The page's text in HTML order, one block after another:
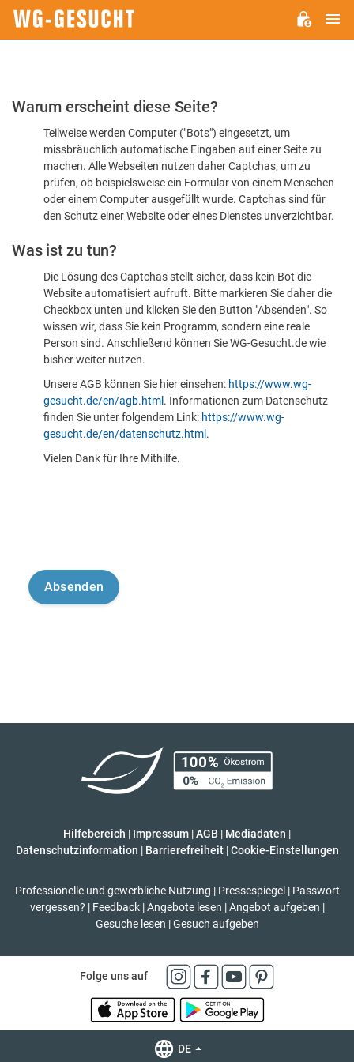
Bitte
dass
sind
Warum erscheint diese Seite?
Teilweise werden Computer ("Bots") eingesetzt, um
missbräuchlich automatische Eingaben auf einer Seite zu
machen. Alle Webseiten nutzen daher Captchas, um zu
prüfen, ob beispielsweise ein Formular von einem Menschen
oder einem Computer ausgefüllt wurde. Captchas sind für
den Schutz einer Website oder eines Dienstes unverzichtbar.
Was ist zu tun?
Die Lösung des Captchas stellt sicher, dass kein Bot die
Website automatisiert aufruft. Bitte markieren Sie daher die
Checkbox unten und klicken Sie den Button "Absenden". So
wissen wir, dass Sie kein Programm, sondern eine reale
Person sind. Anschließend können Sie WG-Gesucht.de wie
bisher weiter nutzen.
Unsere AGB können Sie hier einsehen: https://www.wg-
gesucht.de/en/agb.html . Informationen zum Datenschutz
finden Sie unter folgendem Link: https://www.wg-
gesucht.de/en/datenschutz.html .
Vielen Dank für Ihre Mithilfe.
Hilfebereich | Impressum |AGB | Mediadaten |
Datenschutzinformation | Barrierefreiheit | Cookie-Einstellungen
Professionelle und gewerbliche Nutzung | Pressespiegel | Passwort
vergessen? | Feedback | Angebote lesen | Angebot aufgeben |
Gesuche lesen | Gesuch aufgeben
Folge uns auf
DE